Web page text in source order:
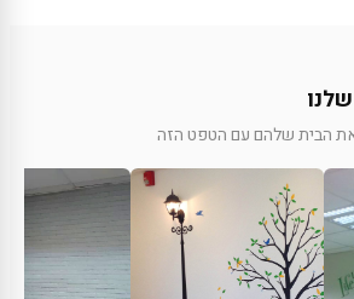
הבית שלהם עם הטפט הזה